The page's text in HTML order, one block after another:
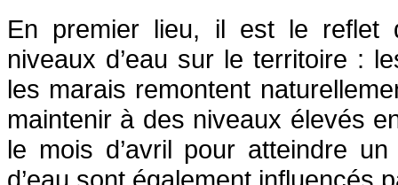
En premier lieu, il est le reflet
niveaux d’eau sur le territoire :
les marais remontent
maintenir à des niveaux élevés
le mois d’avril pour atteindre